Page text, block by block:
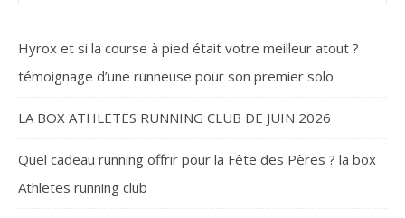
Hyrox et si la course à pied était votre meilleur atout ?
témoignage d’une runneuse pour son premier solo
LA BOX ATHLETES RUNNING CLUB DE JUIN 2026
Quel cadeau running offrir pour la Fête des Pères ? la box
Athletes running club